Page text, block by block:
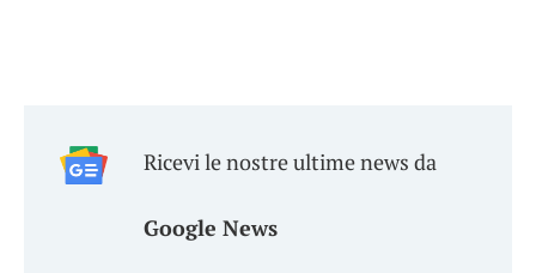
Ricevi le nostre ultime news da
Google News